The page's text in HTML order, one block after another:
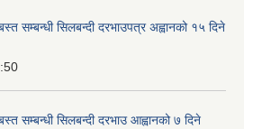
सम्बन्धी सिलबन्दी दरभाउपत्र अह्वानको १५ दिने
सम्बन्धी सिलबन्दी दरभाउ आह्वानको ७ दिने